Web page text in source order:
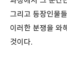
그리고 등장인물
이러한 분쟁을 와
것이다.